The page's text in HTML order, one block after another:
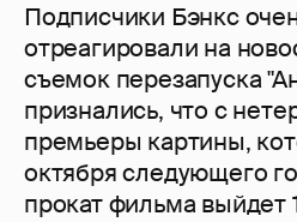
Подписчики Бэнкс
отреагировали на
съемок перезапуска
признались, что с
премьеры картины,
октября следующего
прокат фильма выйдет